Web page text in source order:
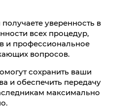
уверенность в
всех процедур,
и профессиональное
вопросов.
сохранить ваши
и обеспечить передачу
максимально